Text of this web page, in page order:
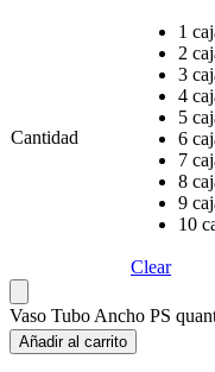
Cantidad
1
2
3
4
5
6
7
8
9
10
Clear
Vaso Tubo Ancho PS
Añadir al carrito